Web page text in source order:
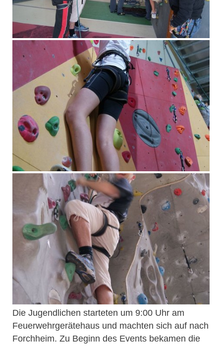
Die Jugendlichen starteten um 9:00 Uhr am
Feuerwehrgerätehaus und machten sich auf nach
Forchheim. Zu Beginn des Events bekamen die